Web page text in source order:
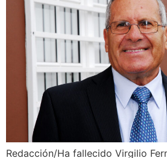
Redacción/Ha fallecido Virgilio